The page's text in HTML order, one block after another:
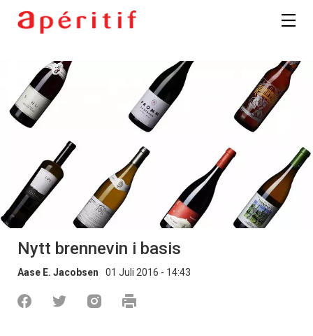
Nytt brennevin i basis
Aase E. Jacobsen 01 Juli 2016 - 14:43